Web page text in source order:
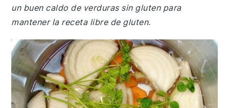
un buen caldo de verduras sin gluten para
mantener la receta libre de gluten.